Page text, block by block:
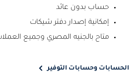
حساب بدون عائد
إمكانية إصدار دفتر شيكات
متاح بالجنيه المصري وجميع
الحسابات وحسابات التوفير